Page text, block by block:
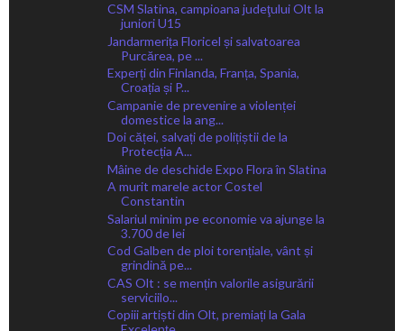
CSM Slatina, campioana judeţului Olt la
juniori U15
Jandarmerița Floricel și salvatoarea
Purcărea, pe ...
Experți din Finlanda, Franța, Spania,
Croația și P...
Campanie de prevenire a violenței
domestice la ang...
Doi căței, salvați de polițiștii de la
Protecția A...
Mâine de deschide Expo Flora în Slatina
A murit marele actor Costel
Constantin
Salariul minim pe economie va ajunge la
3.700 de lei
Cod Galben de ploi torențiale, vânt și
grindină pe...
CAS Olt : se mențin valorile asigurării
serviciilo...
Copiii artiști din Olt, premiați la Gala